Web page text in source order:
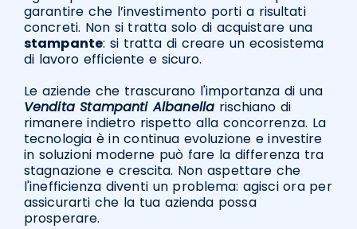
garantire che l’investimento porti a risultati
concreti. Non si tratta solo di acquistare una
stampante: si tratta di creare un ecosistema
di lavoro efficiente e sicuro.
Le aziende che trascurano l'importanza di una
Vendita Stampanti Albanellarischiano di
rimanere indietro rispetto alla concorrenza. La
tecnologia è in continua evoluzione e investire
in soluzioni moderne può fare la differenza tra
stagnazione e crescita. Non aspettare che
l'inefficienza diventi un problema: agisci ora per
assicurarti che la tua azienda possa
prosperare.